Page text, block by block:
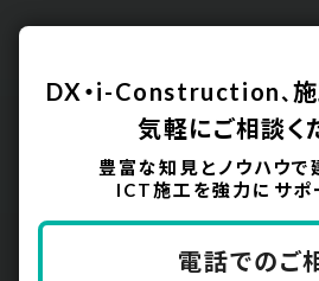
DX・i-Construction、
気軽にご相談く
豊富な知見とノウハウで
ICT施工を強力にサポ
電話でのご